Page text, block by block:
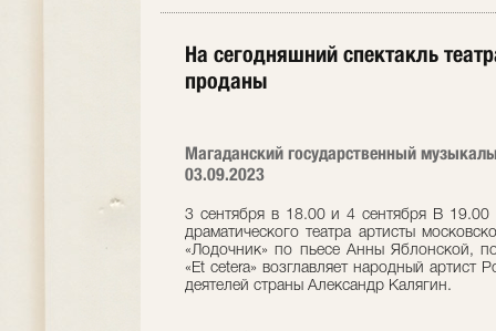
На сегодняшний спектакль
проданы
Магаданский государственный
03.09.2023
3 сентября в 18.00 и 4 сентября В 19.00
драматического театра артисты
«Лодочник» по пьесе Анны Яблонской,
«Et сetera» возглавляет народный артист
деятелей страны Александр Калягин.